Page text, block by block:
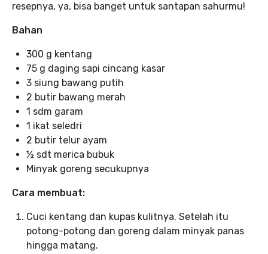
resepnya, ya, bisa banget untuk santapan sahurmu!
Bahan
300 g kentang
75 g daging sapi cincang kasar
3 siung bawang putih
2 butir bawang merah
1 sdm garam
1 ikat seledri
2 butir telur ayam
½ sdt merica bubuk
Minyak goreng secukupnya
Cara membuat:
Cuci kentang dan kupas kulitnya. Setelah itu
potong-potong dan goreng dalam minyak panas
hingga matang.